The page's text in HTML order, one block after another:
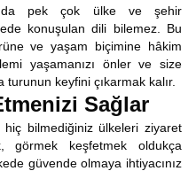
pek çok ülke ve şehir
konuşulan dili bilemez. Bu
ve yaşam biçimine hâkim
yaşamanızı önler ve size
keyfini çıkarmak kalır.
Sağlar
hiç bilmediğiniz ülkeleri ziyaret
görmek keşfetmek oldukça
güvende olmaya ihtiyacınız